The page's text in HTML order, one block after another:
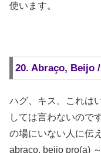
使います。
20. Abraço, Beijo
ハグ、キス。これは
しては言わないので
の場にいない人に伝
abraço, beijo pro(a)